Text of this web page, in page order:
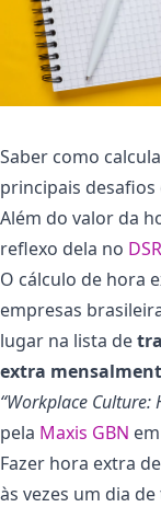
Saber como
principais desafios
Além do valor da
reflexo dela no
O cálculo de hora
empresas
lugar na lista de
extra
“Workplace
pela Maxis GBN
Fazer hora extra
às vezes um dia